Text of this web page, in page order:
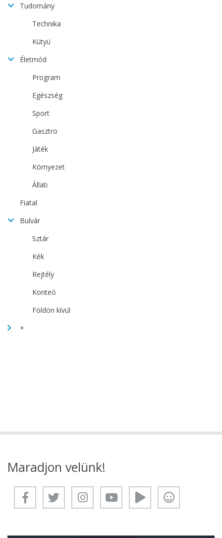
Tudomány
Technika
Kütyü
Életmód
Program
Egészség
Sport
Gasztro
Játék
Környezet
Állati
Fiatal
Bulvár
Sztár
Kék
Rejtély
Konteó
Földön kívül
+
Maradjon velünk!